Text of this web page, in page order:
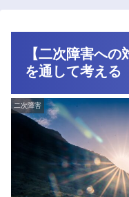
【二次障害へ
を通して考える
二次障害